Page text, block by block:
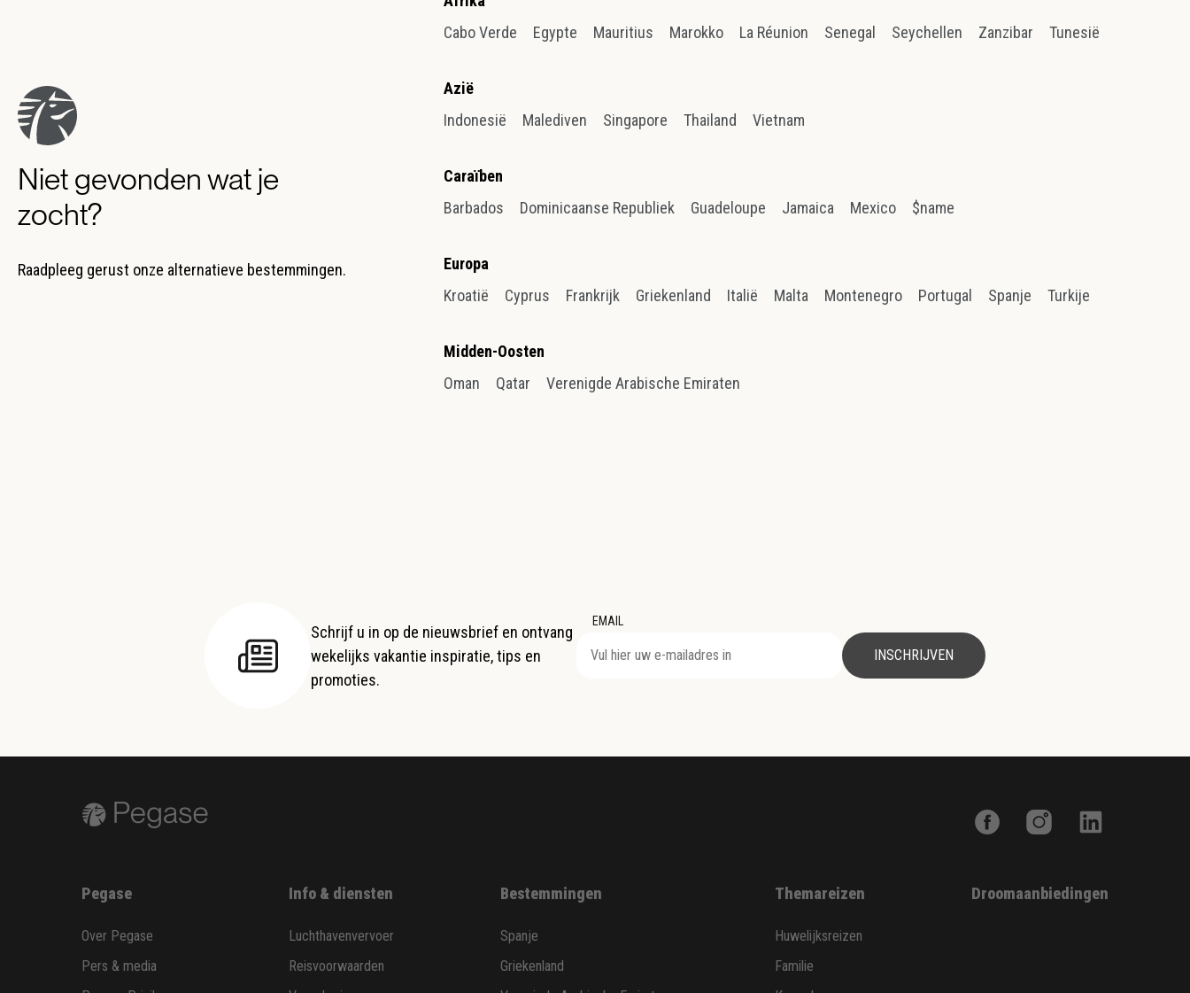
Niet gevonden wat je
zocht?
Raadpleeg gerust onze alternatieve bestemmingen.
Cabo Verde
Egypte Mauritius Marokko La Réunion Senegal Seychellen Zanzibar Tunesië
Azië
Indonesië
Malediven Singapore Thailand Vietnam
Caraïben
Barbados
Dominicaanse Republiek Guadeloupe Jamaica Mexico $name
Europa
Kroatië
Cyprus Frankrijk Griekenland Italië Malta Montenegro Portugal Spanje Turkije
Midden-Oosten
Oman
Qatar Verenigde Arabische Emiraten
Schrijf u in op de nieuwsbrief en ontvang
wekelijks vakantie inspiratie, tips en
promoties.
EMAIL
INSCHRIJVEN
Pegase
Over Pegase
Pers & media
Info & diensten
Luchthavenvervoer
Reisvoorwaarden
Bestemmingen
Spanje
Griekenland
Themareizen
Huwelijksreizen
Familie
Droomaanbiedingen